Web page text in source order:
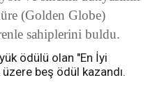
(Golden Globe)
sahiplerini buldu.
ödülü olan "En İyi
beş ödül kazandı.